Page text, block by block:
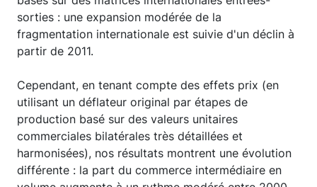
sorties : une expansion modérée de la
fragmentation internationale est suivie d'un déclin à
partir de 2011.
Cependant, en tenant compte des effets prix (en
utilisant un déflateur original par étapes de
production basé sur des valeurs unitaires
commerciales bilatérales très détaillées et
harmonisées), nos résultats montrent une évolution
différente : la part du commerce intermédiaire en